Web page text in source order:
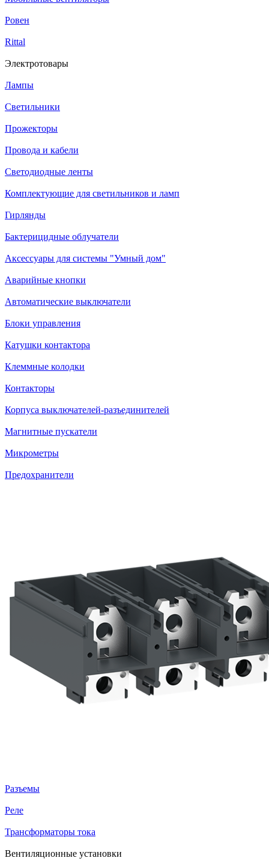
Ровен
Rittal
Электротовары
Лампы
Светильники
Прожекторы
Провода и кабели
Светодиодные ленты
Комплектующие для светильников и ламп
Гирлянды
Бактерицидные облучатели
Аксессуары для системы "Умный дом"
Аварийные кнопки
Автоматические выключатели
Блоки управления
Катушки контактора
Клеммные колодки
Контакторы
Корпуса выключателей-разъединителей
Магнитные пускатели
Микрометры
Предохранители
Разъемы
Реле
Трансформаторы тока
Вентиляционные установки